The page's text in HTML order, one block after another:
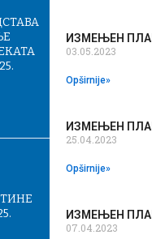
ИЗМЕЊЕН
03.05.2023
Opširnije»
ИЗМЕЊЕН
25.04.2023
Opširnije»
ИЗМЕЊЕН
07.04.2023